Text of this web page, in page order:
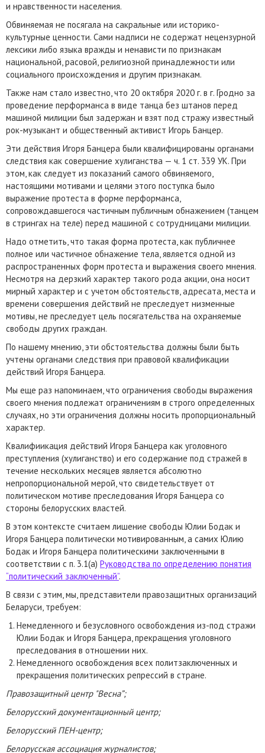
и нравственности населения.
Обвиняемая не посягала на сакральные или историко-
культурные ценности. Сами надписи не содержат нецензурной
лексики либо языка вражды и ненависти по признакам
национальной, расовой, религиозной принадлежности или
социального происхождения и другим признакам.
Также нам стало известно, что 20 октября 2020 г. в г. Гродно за
проведение перформанса в виде танца без штанов перед
машиной милиции был задержан и взят под стражу известный
рок-музыкант и общественный активист Игорь Банцер.
Эти действия Игоря Банцера были квалифицированы органами
следствия как совершение хулиганства — ч. 1 ст. 339 УК. При
этом, как следует из показаний самого обвиняемого,
настоящими мотивами и целями этого поступка было
выражение протеста в форме перформанса,
сопровождавшегося частичным публичным обнажением (танцем
в стрингах на теле) перед машиной с сотрудницами милиции.
Надо отметить, что такая форма протеста, как публичнее
полное или частичное обнажение тела, является одной из
распространенных форм протеста и выражения своего мнения.
Несмотря на дерзкий характер такого рода акции, она носит
мирный характер и с учетом обстоятельств, адресата, места и
времени совершения действий не преследует низменные
мотивы, не преследует цель посягательства на охраняемые
свободы других граждан.
По нашему мнению, эти обстоятельства должны были быть
учтены органами следствия при правовой квалификации
действий Игоря Банцера.
Мы еще раз напоминаем, что ограничения свободы выражения
своего мнения подлежат ограничениям в строго определенных
случаях, но эти ограничения должны носить пропорциональный
характер.
Квалифиикация действий Игоря Банцера как уголовного
преступления (хулиганство) и его содержание под стражей в
течение нескольких месяцев является абсолютно
непропорциональной мерой, что свидетельствует от
политическом мотиве преследования Игоря Банцера со
стороны белорусских властей.
В этом контексте считаем лишение свободы Юлии Бодак и
Игоря Банцера политически мотивированным, а самих Юлию
Бодак и Игоря Банцера политическими заключенными в
соответствии с п. 3.1(а) Руководства по определению понятия
“политический заключенный”.
В связи с этим, мы, представители правозащитных организаций
Беларуси, требуем:
Немедленного и безусловного освобождения из-под стражи
Юлии Бодак и Игоря Банцера, прекращения уголовного
преследования в отношении них.
Немедленного освобождения всех политзаключенных и
прекращения политических репрессий в стране.
Правозащитный центр "Весна”;
Белорусский документационный центр;
Белорусский ПЕН-центр;
Белорусская ассоциация журналистов;